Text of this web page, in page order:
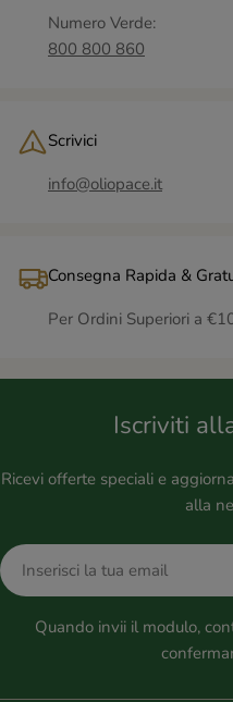
Numero Verde:
800 800 860
Scrivici
info@oliopace.it
Consegna Rapida &
Per Ordini Superiori a
Iscriviti
Ricevi offerte speciali e
alla
E-
mail
Quando invii il modulo,